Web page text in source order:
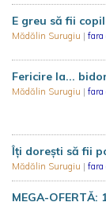
E greu să fii
Mădălin Surugiu | fara
Fericire la...
Mădălin Surugiu | fara
Îți dorești să fii
Mădălin Surugiu | fara
MEGA-OFERTĂ: